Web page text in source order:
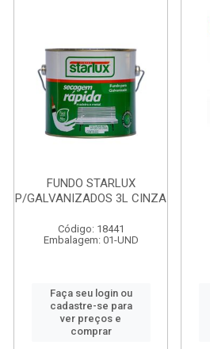
FUNDO STARLUX
P/GALVANIZADOS 3L CINZA
Código: 18441
Embalagem: 01-UND
Faça seu login ou
cadastre-se para
ver preços e
comprar